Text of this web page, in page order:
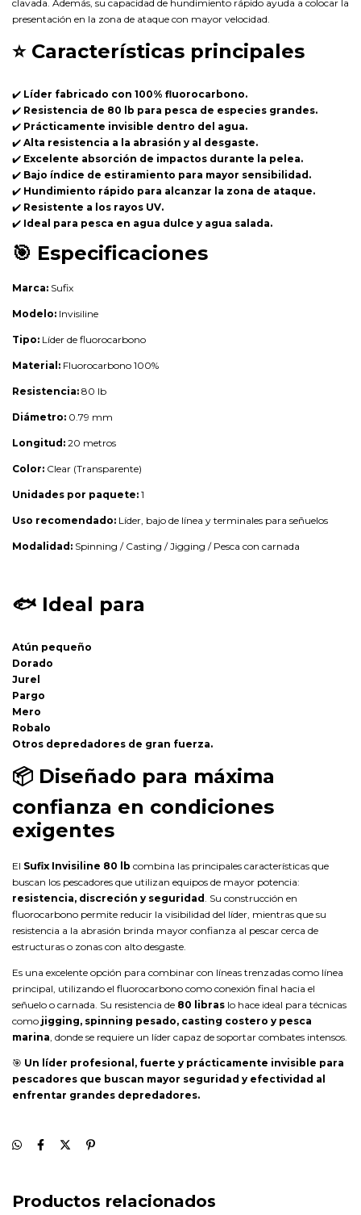
clavada. Además, su capacidad de hundimiento rápido ayuda a colocar la
presentación en la zona de ataque con mayor velocidad.
⭐ Características principales
✔️ Líder fabricado con 100% fluorocarbono.
✔️ Resistencia de 80 lb para pesca de especies grandes.
✔️ Prácticamente invisible dentro del agua.
✔️ Alta resistencia a la abrasión y al desgaste.
✔️ Excelente absorción de impactos durante la pelea.
✔️ Bajo índice de estiramiento para mayor sensibilidad.
✔️ Hundimiento rápido para alcanzar la zona de ataque.
✔️ Resistente a los rayos UV.
✔️ Ideal para pesca en agua dulce y agua salada.
🎯 Especificaciones
Marca: Sufix
Modelo: Invisiline
Tipo: Líder de fluorocarbono
Material: Fluorocarbono 100%
Resistencia: 80 lb
Diámetro: 0.79 mm
Longitud: 20 metros
Color: Clear (Transparente)
Unidades por paquete: 1
Uso recomendado: Líder, bajo de línea y terminales para señuelos
Modalidad: Spinning / Casting / Jigging / Pesca con carnada
🐟 Ideal para
Atún pequeño
Dorado
Jurel
Pargo
Mero
Robalo
Otros depredadores de gran fuerza.
📦 Diseñado para máxima
confianza en condiciones
exigentes
El Sufix Invisiline 80 lb combina las principales características que
buscan los pescadores que utilizan equipos de mayor potencia:
resistencia, discreción y seguridad. Su construcción en
fluorocarbono permite reducir la visibilidad del líder, mientras que su
resistencia a la abrasión brinda mayor confianza al pescar cerca de
estructuras o zonas con alto desgaste.
Es una excelente opción para combinar con líneas trenzadas como línea
principal, utilizando el fluorocarbono como conexión final hacia el
señuelo o carnada. Su resistencia de 80 libras lo hace ideal para técnicas
como jigging, spinning pesado, casting costero y pesca
marina, donde se requiere un líder capaz de soportar combates intensos.
🎯 Un líder profesional, fuerte y prácticamente invisible para
pescadores que buscan mayor seguridad y efectividad al
enfrentar grandes depredadores.
Productos relacionados